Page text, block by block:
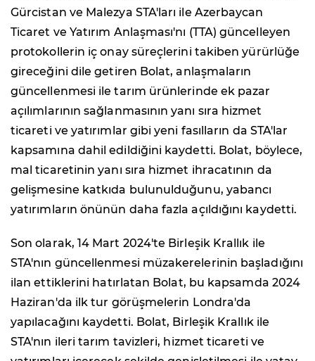
Gürcistan ve Malezya STA'ları ile Azerbaycan
Ticaret ve Yatırım Anlaşması'nı (TTA) güncelleyen
protokollerin iç onay süreçlerini takiben yürürlüğe
gireceğini dile getiren Bolat, anlaşmaların
güncellenmesi ile tarım ürünlerinde ek pazar
açılımlarının sağlanmasının yanı sıra hizmet
ticareti ve yatırımlar gibi yeni fasılların da STA'lar
kapsamına dahil edildiğini kaydetti. Bolat, böylece,
mal ticaretinin yanı sıra hizmet ihracatının da
gelişmesine katkıda bulunulduğunu, yabancı
yatırımların önünün daha fazla açıldığını kaydetti.
Son olarak, 14 Mart 2024'te Birleşik Krallık ile
STA'nın güncellenmesi müzakerelerinin başladığını
ilan ettiklerini hatırlatan Bolat, bu kapsamda 2024
Haziran'da ilk tur görüşmelerin Londra'da
yapılacağını kaydetti. Bolat, Birleşik Krallık ile
STA'nın ileri tarım tavizleri, hizmet ticareti ve